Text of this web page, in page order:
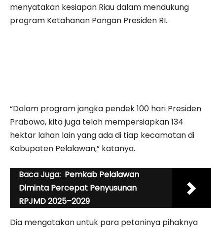
menyatakan kesiapan Riau dalam mendukung
program Ketahanan Pangan Presiden RI.
“Dalam program jangka pendek 100 hari Presiden
Prabowo, kita juga telah mempersiapkan 134
hektar lahan lain yang ada di tiap kecamatan di
Kabupaten Pelalawan,” katanya.
Baca Juga: Pemkab Pelalawan
Diminta Percepat Penyusunan
RPJMD 2025–2029
Dia mengatakan untuk para petaninya pihaknya